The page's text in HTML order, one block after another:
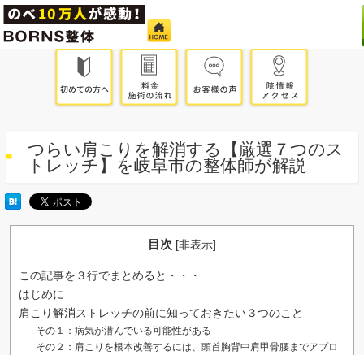
つらい肩こりを解消する【厳選７つのス
トレッチ】を岐阜市の整体師が解説
目次 [非表示]
この記事を３行でまとめると・・・
はじめに
肩こり解消ストレッチの前に知っておきたい３つのこと
その１：病気が潜んでいる可能性がある
その２：肩こりを根本改善するには、頭首胸背中肩甲骨腰までアプロ